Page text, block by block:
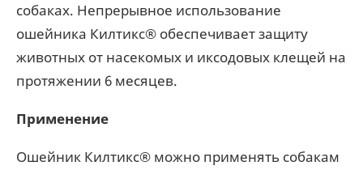
собаках. Непрерывное использование
ошейника Килтикс® обеспечивает защиту
животных от насекомых и иксодовых клещей на
протяжении 6 месяцев.
Применение
Ошейник Килтикс® можно применять собакам